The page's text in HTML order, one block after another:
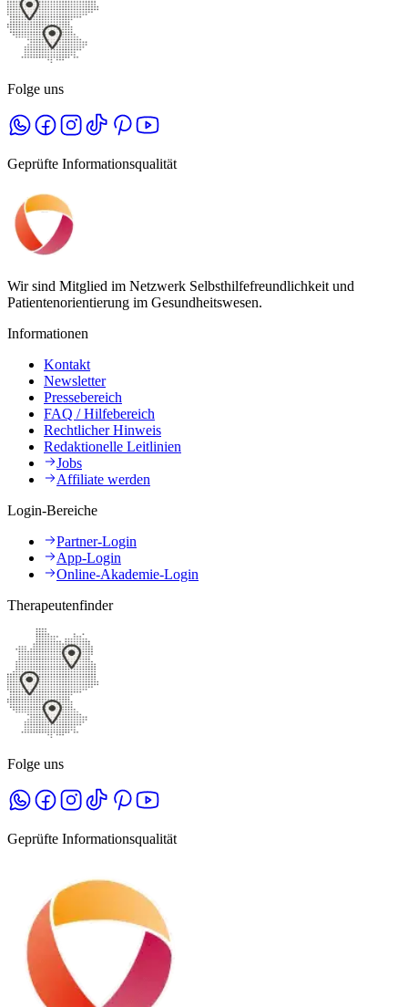
Folge uns
Geprüfte Informationsqualität
Wir sind Mitglied im Netzwerk Selbsthilfefreundlichkeit und
Patientenorientierung im Gesundheitswesen.
Informationen
Kontakt
Newsletter
Pressebereich
FAQ / Hilfebereich
Rechtlicher Hinweis
Redaktionelle Leitlinien
Jobs
Affiliate werden
Login-Bereiche
Partner-Login
App-Login
Online-Akademie-Login
Therapeutenfinder
Folge uns
Geprüfte Informationsqualität